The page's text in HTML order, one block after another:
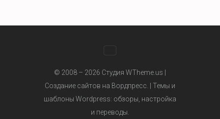
© 2008 – 2026 Студия WTheme.us |
Создание сайтов на Вордпресс. | Темы и
шаблоны Wordpress: обзоры, настройка
и переводы.